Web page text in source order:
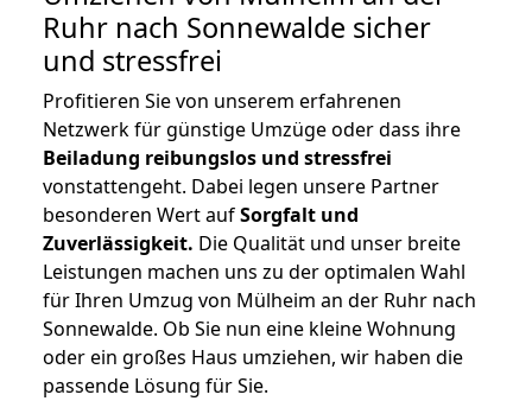
Ruhr nach Sonnewalde sicher
und stressfrei
Profitieren Sie von unserem erfahrenen
Netzwerk für günstige Umzüge oder dass ihre
Beiladung reibungslos und stressfrei
vonstattengeht. Dabei legen unsere Partner
besonderen Wert aufSorgfalt und
Zuverlässigkeit. Die Qualität und unser breite
Leistungen machen uns zu der optimalen Wahl
für Ihren Umzug von Mülheim an der Ruhr nach
Sonnewalde. Ob Sie nun eine kleine Wohnung
oder ein großes Haus umziehen, wir haben die
passende Lösung für Sie.